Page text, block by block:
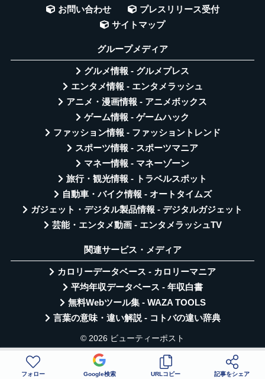
お問い合わせ
プレスリリース受付
サイトマップ
グループメディア
グルメ情報 - グルメプレス
エンタメ情報 - エンタメラッシュ
アニメ・漫画情報 - アニメボックス
ゲーム情報 - ゲームハック
ファッション情報 - ファッショントレンド
スポーツ情報 - スポーツマニア
マネー情報 - マネーゾーン
旅行・観光情報 - トラベルスポット
自動車・バイク情報 - オートタイムズ
ガジェット・デジタル製品情報 - デジタルガジェット
芸能・エンタメ動画 - エンタメラッシュTV
関連サービス・メディア
カロリーデータベース - カロリーマニア
平均年収データベース - 年収白書
無料Webツール集 - WAZA TOOLS
言葉の意味・違い解説 - コトバの違い辞典
© 2026 ビューティーポスト
フォロー Google検索 URLコピー 記事をシェア